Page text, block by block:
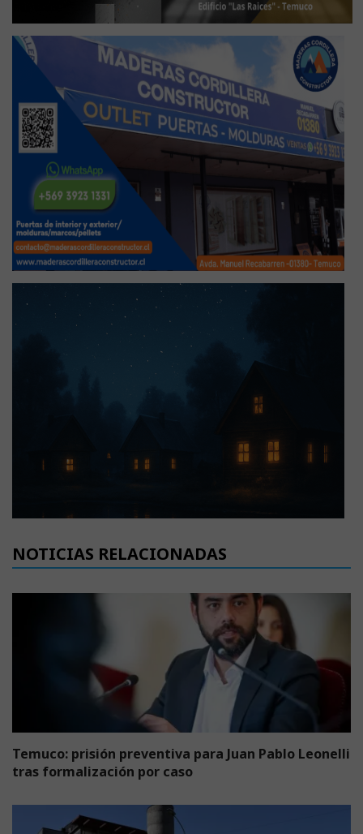
NOTICIAS RELACIONADAS
Temuco: prisión preventiva para Juan Pablo Leonelli
tras formalización por caso